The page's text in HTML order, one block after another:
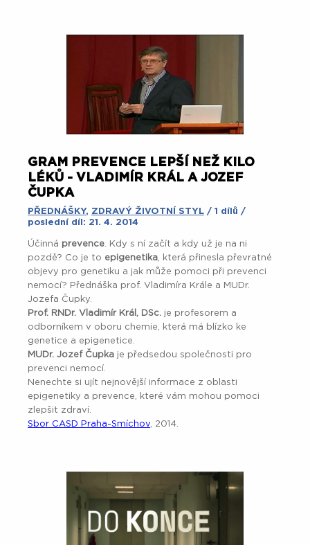
GRAM PREVENCE LEPŠÍ NEŽ KILO
LÉKŮ - VLADIMÍR KRÁL A JOZEF
ČUPKA
PŘEDNÁŠKY, ZDRAVÝ ŽIVOTNÍ STYL / 1 dílů /
poslední díl: 21. 4. 2014
Účinná prevence. Kdy s ní začít a kdy už je na ni
pozdě? Co je to epigenetika, která přinesla převratné
objevy pro genetiku a jak může pomoci při prevenci
nemocí? Přednáška prof. Vladimíra Krále a MUDr.
Jozefa Čupky.
Prof. RNDr. Vladimír Král, DSc. je profesorem a
odborníkem v oboru chemie, která má blízko ke
genetice a epigenetice.
MUDr. Jozef Čupka je předsedou společnosti pro
prevenci nemocí.
Nenechte si ujít nejnovější informace z oblasti
epigenetiky a prevence, které vám mohou pomoci
zlepšit zdraví.
Sbor CASD Praha-Smíchov, 2014.